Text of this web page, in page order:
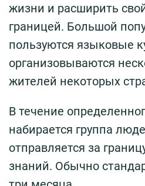
жизни и расширить
границей. Большой
пользуются языковые
организовываются
жителей некоторых
В течение
набирается группа
отправляется за
знаний. Обычно